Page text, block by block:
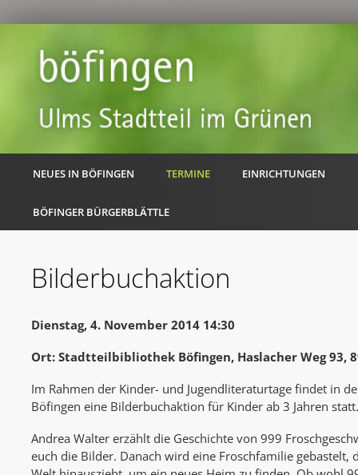
NEUES IN BÖFINGEN TERMINE EINRICHTUNGEN
BÖFINGER BÜRGERBLÄTTLE
Bilderbuchaktion
Dienstag, 4. November 2014 14:30
Ort: Stadtteilbibliothek Böfingen, Haslacher Weg 93,
Im Rahmen der Kinder- und Jugendliteraturtage findet in
Böfingen eine Bilderbuchaktion für Kinder ab 3 Jahren
Andrea Walter erzählt die Geschichte von 999
euch die Bilder. Danach wird eine Froschfamilie gebastelt,